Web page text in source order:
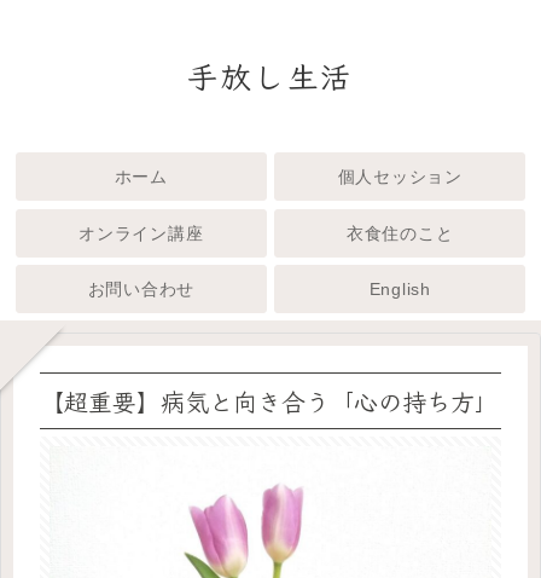
手放し生活
ホーム 個人セッション
オンライン講座 衣食住のこと
お問い合わせ English
【超重要】病気と向き合う「心の持ち方」